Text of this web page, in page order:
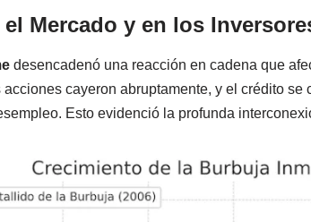
Mercado y en los
desencadenó una reacción en cadena que
acciones cayeron abruptamente, y el crédito
Esto evidenció la profunda